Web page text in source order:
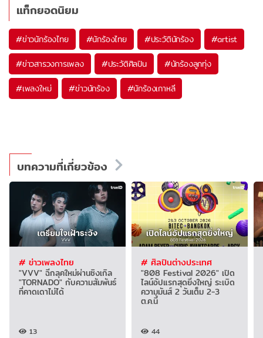
แท็กยอดนิยม
#ข่าวนักร้องไทย #นักร้องไทย #ประวัตินักร้อง #artist
#ข่าวสารวงการเพลง #ประวัติศิลปิน #นักร้องลูกทุ่ง
#เพลงใหม่ #ข่าวนักร้อง #นักร้องเกาหลี
บทความที่เกี่ยวข้อง
# ข่าวเพลงไทย
"VVV" ฉีกลุคใหม่ผ่านซิงเกิล
"TORNADO" กับความสัมพันธ์
ที่คาดเดาไม่ได้
13
# ศิลปินต่างประเทศ
"808 Festival 2026" เปิด
ไลน์อัปแรกสุดยิ่งใหญ่ ระเบิด
ความมันส์ 2 วันเต็ม 2-3
ต.ค.นี้
44